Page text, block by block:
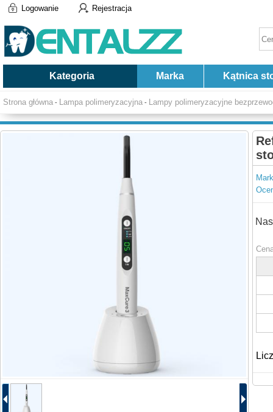
Logowanie Rejestracja
Kategoria Marka Kątnica
Strona główna - Lampa polimeryzacyjna - Lampy polimeryzacyjne